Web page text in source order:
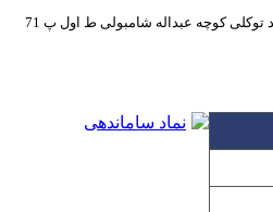
بزرگ راه فتح مهر آباد جنوبی خ شهید توکلی کوچه عبداله شامبولی ط اول پ 71